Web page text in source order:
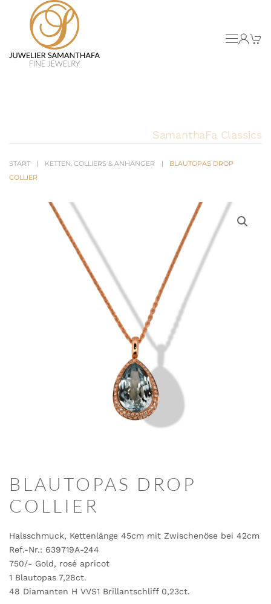
Skip to main content
SamanthaFa Classics
START KETTEN, COLLIERS & ANHÄNGER
BLAUTOPAS DROP
COLLIER
BLAUTOPAS DROP
COLLIER
Halsschmuck, Kettenlänge 45cm mit Zwischenöse bei 42cm
Ref.-Nr.: 639719A-244
750/- Gold, rosé apricot
1 Blautopas 7,28ct.
48 Diamanten H VVS1 Brillantschliff 0,23ct.